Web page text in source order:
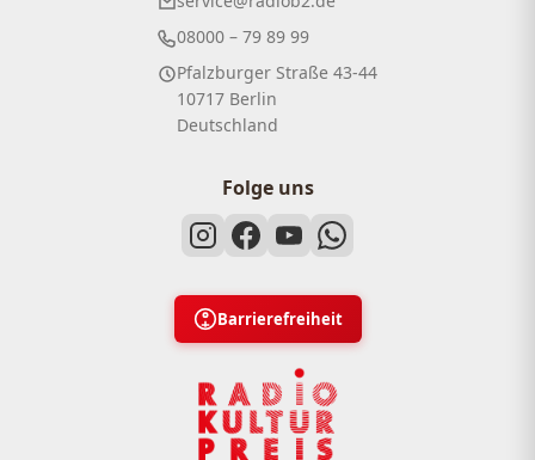
08000 – 79 89 99
Pfalzburger Straße 43-44
10717 Berlin
Deutschland
Folge uns
Barrierefreiheit